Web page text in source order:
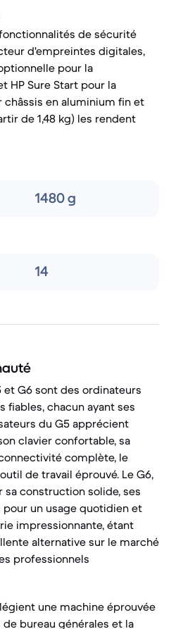
de sécurité
d'empreintes digitales,
pour la
HP Sure Start pour la
châssis en aluminium fin et
de 1,48 kg) les rendent
1480 g
14
et G6 sont des ordinateurs
fiables, chacun ayant ses
du G5 apprécient
clavier confortable, sa
complète, le
de travail éprouvé. Le G6,
sa construction solide, ses
un usage quotidien et
impressionnante, étant
alternative sur le marché
professionnels
une machine éprouvée
bureau générales et la